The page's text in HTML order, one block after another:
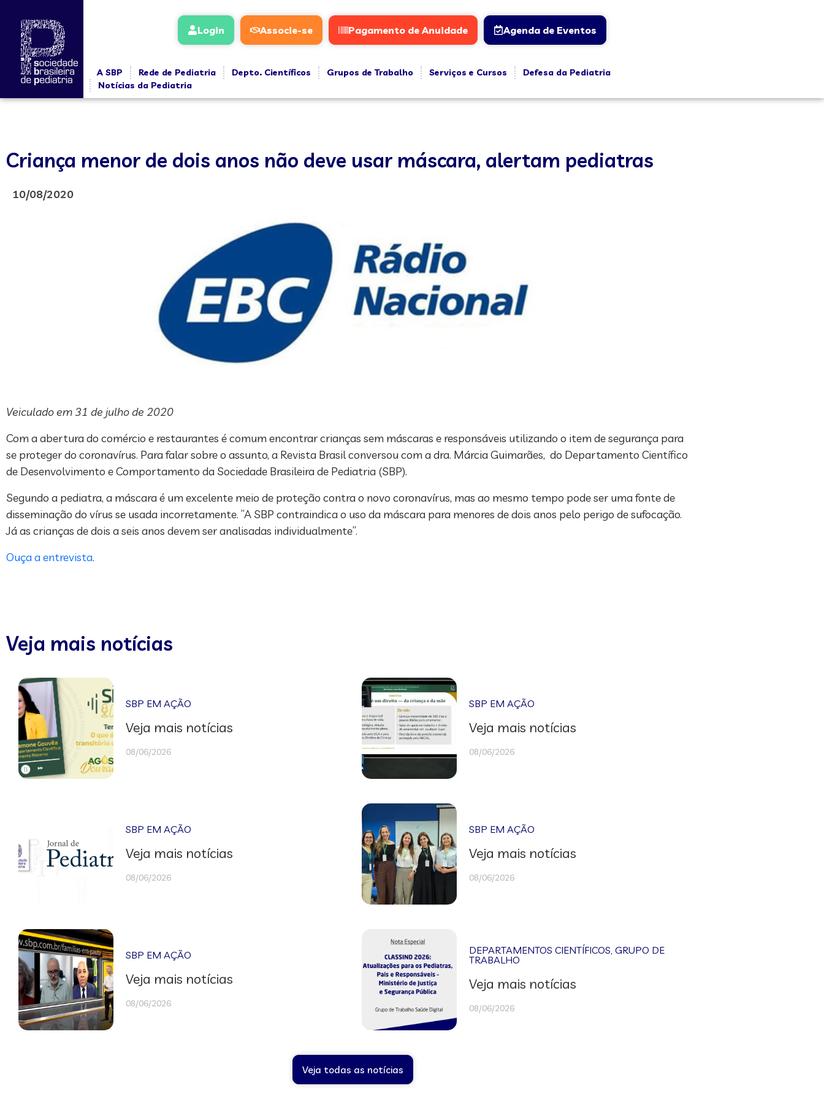
Login Associe-se Pagamento de Anuidade Agenda de Eventos
A SBP Rede de Pediatria Depto. Científicos Grupos de Trabalho Serviços e Cursos
Defesa da Pediatria
Notícias da Pediatria
Criança menor de dois anos não deve usar máscara, alertam pediatras
10/08/2020
Veiculado em 31 de julho de 2020
Com a abertura do comércio e restaurantes é comum encontrar crianças sem máscaras e responsáveis utilizando o item de segurança para
se proteger do coronavírus. Para falar sobre o assunto, a Revista Brasil conversou com a dra. Márcia Guimarães, do Departamento Científico
de Desenvolvimento e Comportamento da Sociedade Brasileira de Pediatria (SBP).
Segundo a pediatra, a máscara é um excelente meio de proteção contra o novo coronavírus, mas ao mesmo tempo pode ser uma fonte de
disseminação do vírus se usada incorretamente. ”A SBP contraindica o uso da máscara para menores de dois anos pelo perigo de sufocação.
Já as crianças de dois a seis anos devem ser analisadas individualmente”.
Ouça a entrevista.
Veja mais notícias
SBP EM AÇÃO
Veja mais notícias
08/06/2026
SBP EM AÇÃO
Veja mais notícias
08/06/2026
SBP EM AÇÃO
Veja mais notícias
08/06/2026
SBP EM AÇÃO
Veja mais notícias
08/06/2026
SBP EM AÇÃO
Veja mais notícias
08/06/2026
DEPARTAMENTOS CIENTÍFICOS ,GRUPO DE
TRABALHO
Veja mais notícias
08/06/2026
Veja todas as notícias